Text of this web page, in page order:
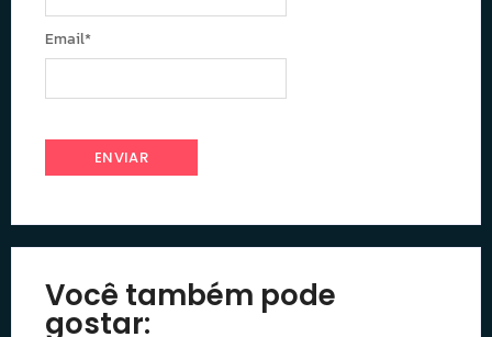
Email*
Você também pode
gostar: